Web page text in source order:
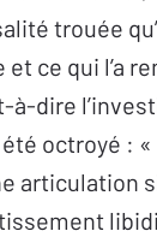
trouée
ce qui l’a
à-dire
octroyé :
articulation